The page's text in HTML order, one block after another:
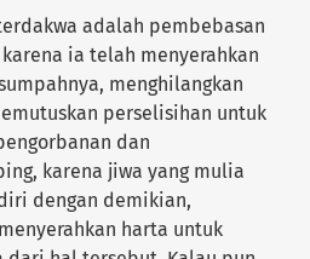
adalah pembebasan
ia telah menyerahkan
menghilangkan
perselisihan untuk
dan
karena jiwa yang mulia
dengan demikian,
harta untuk